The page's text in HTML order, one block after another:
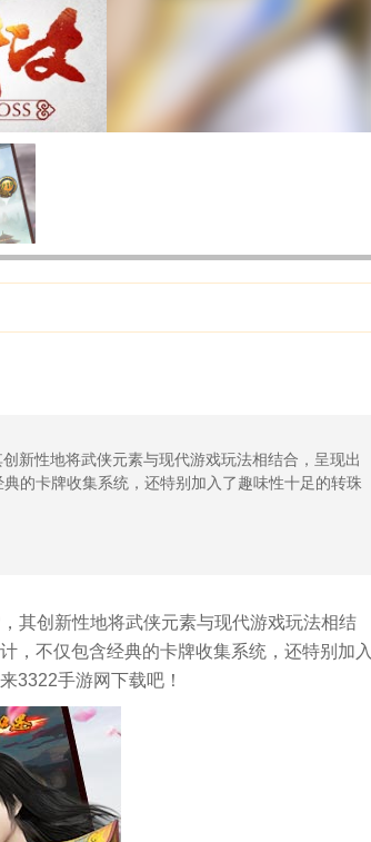
新性地将武侠元素与现代游戏玩法相结合，呈现出
的卡牌收集系统，还特别加入了趣味性十足的转珠
其创新性地将武侠元素与现代游戏玩法相结
，不仅包含经典的卡牌收集系统，还特别加入
3322手游网下载吧！